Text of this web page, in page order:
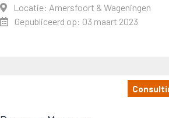
Locatie: Amersfoort & Wageningen
Gepubliceerd op: 03 maart 2023